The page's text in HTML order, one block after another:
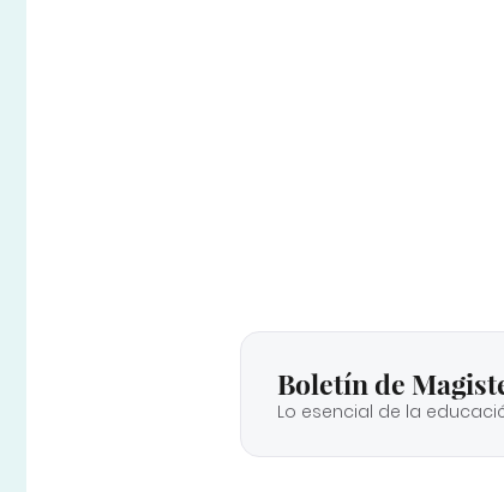
Boletín de
Lo esencial de la